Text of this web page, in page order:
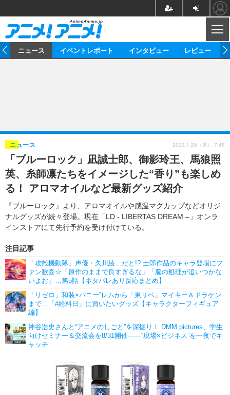
ゲーム グッズ
イベント 海外
海外イベント ビジネス
俳優・タレント アーティスト
ビジネス
アニメ 実写
書評 イベント
ゲーム 座談会
動画
アニメ 映画/ドラマ
アニメ！アニメ！TV ABEMA Cafe
連載・コラム
ニュース イベントレポート インタビュー レビュー
「ブルーロック」凪誠士郎、御影玲王、馬狼照
英、糸師凛たちをイメージした“香り”も楽しめ
る！ アロマオイルなど最新グッズ紹介
『ブルーロック』より、アロマオイルや感温マグカップなどオリジ
ナルグッズが続々登場。現在「LD - LIBERTAS DREAM –」オンラ
インストアにて先行予約を受け付けている。
ニュース
注目記事
「攻殻機動隊」声優・久川綾…だと!? 士郎作品のキャラ登場にフ
ァン歓喜☆「原作のままで良すぎるな」「脳の処理が追いつかな
いよお」…第5話【ネタバレあり反応まとめ】
「リゼロ」和装×バニー”レムから「東リベ」マイキー＆ドラケン
まで…「#給料日」に買いたいグッズ【キャラクターフィギュア
編】
神谷浩史さんと“アニメのしごと”を深掘り！ DMM pictures、学生
向けセミナー＆交流会を8/31開催――“現場×ビジネス”を一夜でキ
ャッチ
2023.1.26（木） 7:45